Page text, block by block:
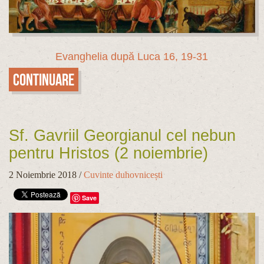
Evanghelia după Luca 16, 19-31
Continuare
Sf. Gavriil Georgianul cel nebun
pentru Hristos (2 noiembrie)
2 Noiembrie 2018 /Cuvinte duhovnicești
Save